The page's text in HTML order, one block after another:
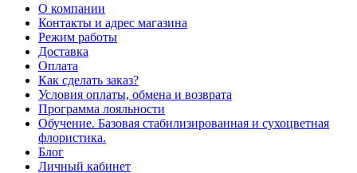
О компании
Контакты и адрес магазина
Режим работы
Доставка
Оплата
Как сделать заказ?
Условия оплаты, обмена и возврата
Программа лояльности
Обучение. Базовая стабилизированная и сухоцветная
флористика.
Блог
Личный кабинет